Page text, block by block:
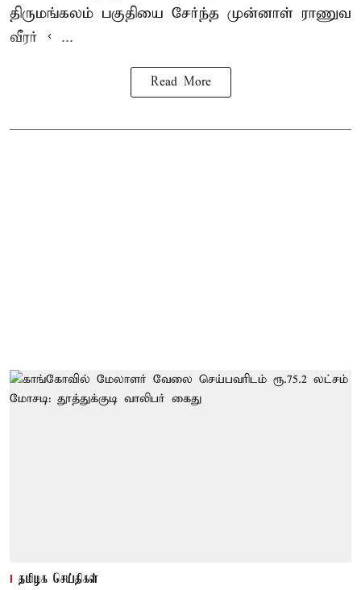
திருமங்கலம் பகுதியை சேர்ந்த முன்னாள் ராணுவ
வீரர் < ...
Read More
தமிழக செய்திகள்